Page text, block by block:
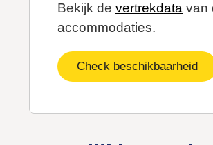
Bekijk de vertrekdata van
accommodaties.
Check beschikbaarheid